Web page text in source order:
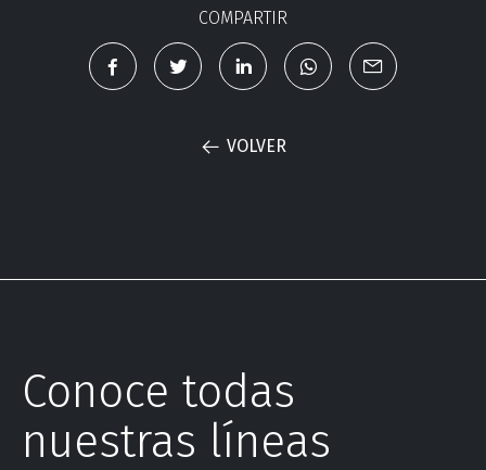
VOLVER
COMPARTIR
Conoce todas
nuestras líneas